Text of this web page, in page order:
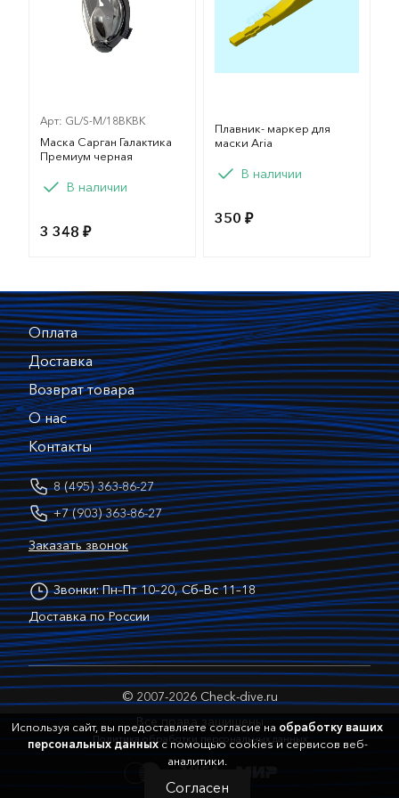
Арт: GL/S-M/18BKBK
Маска Сарган Галактика
Премиум черная
ВариантВ наличии
3 348 ₽
Плавник- маркер для
маски Aria
В наличии
350 ₽
Оплата
Доставка
Возврат товара
О нас
Контакты
8 (495) 363-86-27
+7 (903) 363-86-27
Заказать звонок
Звонки: Пн–Пт 10–20, Сб–Вс 11–18
Доставка по России
© 2007-2026 Check-dive.ru
Все права защищены
Политика обработки персональных данных
Используя сайт, вы предоставляете согласие на обработку ваших
персональных данныхс помощью cookies и сервисов веб-
аналитики.
Согласен